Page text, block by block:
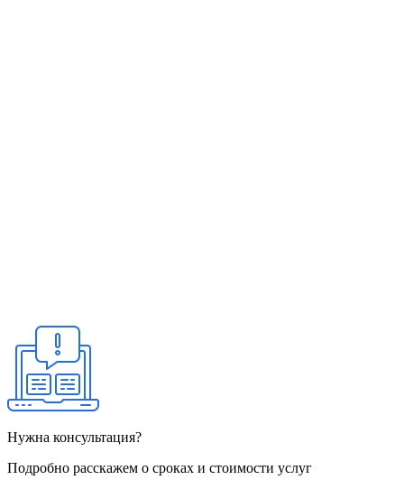
Нужна консультация?
Подробно расскажем о сроках и стоимости услуг